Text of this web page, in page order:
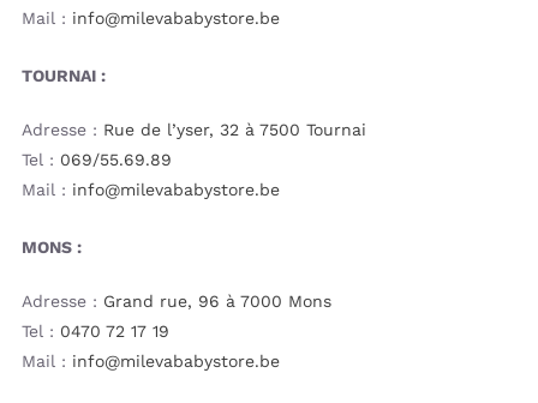
Mail : info@milevababystore.be
TOURNAI :
Adresse : Rue de l’yser, 32 à 7500 Tournai
Tel : 069/55.69.89
Mail : info@milevababystore.be
MONS :
Adresse : Grand rue, 96 à 7000 Mons
Tel : 0470 72 17 19
Mail : info@milevababystore.be